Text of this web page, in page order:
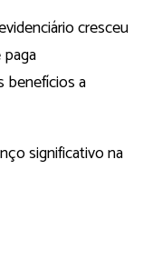
cresceu
benefícios a
significativo na